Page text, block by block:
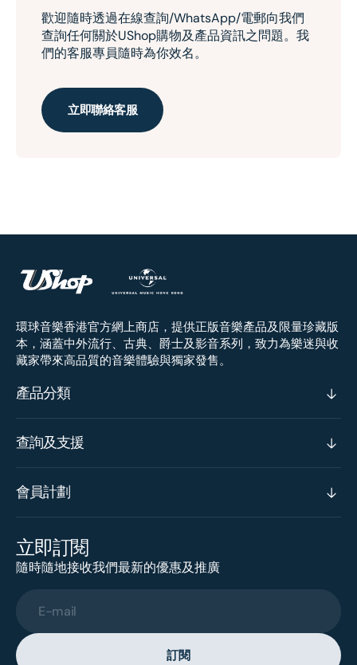
歡迎隨時透過在線查詢/WhatsApp/電郵向我們
查詢任何關於UShop購物及產品資訊之問題。我
們的客服專員隨時為你效名。
立即聯絡客服
環球音樂香港官方網上商店，提供正版音樂產品及限量珍藏版
本，涵蓋中外流行、古典、爵士及影音系列，致力為樂迷與收
藏家帶來高品質的音樂體驗與獨家發售。
產品分類
查詢及支援
會員計劃
立即訂閱
隨時隨地接收我們最新的優惠及推廣
E-mail
訂閱